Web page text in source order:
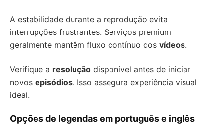
A estabilidade durante a reprodução evita
interrupções frustrantes. Serviços premium
geralmente mantêm fluxo contínuo dos vídeos.
Verifique a resolução disponível antes de iniciar
novos episódios. Isso assegura experiência visual
ideal.
Opções de legendas em português e inglês